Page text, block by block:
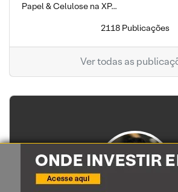
Papel & Celulose na XP...
2118 Publicações
Ver todas as